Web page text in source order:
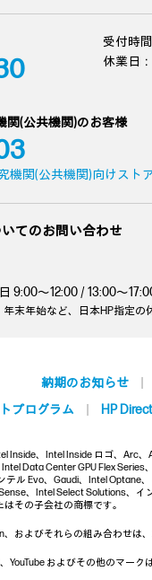
受付時間
休業日：
(公共機関)のお客様
関(公共機関)向けスト
てのお問い合わせ
9:00～12:00 / 13:00～
末年始など、日本HP指定の
納期のお知らせ
プログラム
HP
Inside、Intel Inside ロゴ、Arc
Data Center GPU Flex
テル Evo、Gaudi、Intel Optane
、Intel Select Solutions、
その子会社の商標です。
およびそれらの組み合わせは
YouTube およびその他のマー